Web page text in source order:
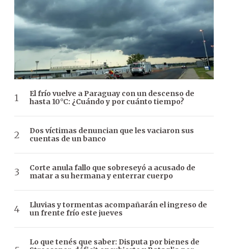
El frío vuelve a Paraguay con un descenso de
hasta 10°C: ¿Cuándo y por cuánto tiempo?
Dos víctimas denuncian que les vaciaron sus
cuentas de un banco
Corte anula fallo que sobreseyó a acusado de
matar a su hermana y enterrar cuerpo
Lluvias y tormentas acompañarán el ingreso de
un frente frío este jueves
Lo que tenés que saber: Disputa por bienes de